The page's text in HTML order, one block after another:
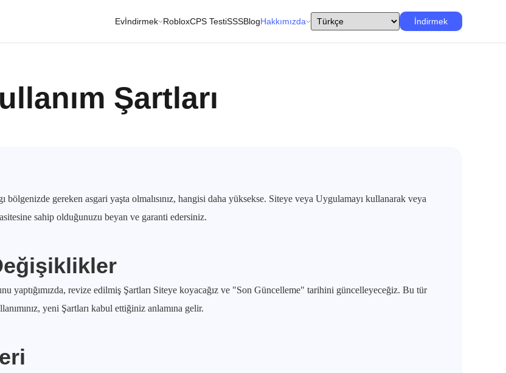
Evİndirmek RobloxCPS TestiSSSBlogHakkımızda İndirmek
Şartları
gereken asgari yaşta olmalısınız, hangisi daha yüksekse. Siteye veya Uygulamayı kullanarak veya
sahip olduğunuzu beyan ve garanti edersiniz.
yaptığımızda, revize edilmiş Şartları Siteye koyacağız ve "Son Güncelleme" tarihini güncelleyeceğiz. Bu tür
yeni Şartları kabul ettiğiniz anlamına gelir.